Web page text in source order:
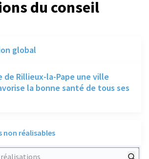
du conseil
global
de Rillieux-la-Pape une ville
la bonne santé de tous ses
réalisables